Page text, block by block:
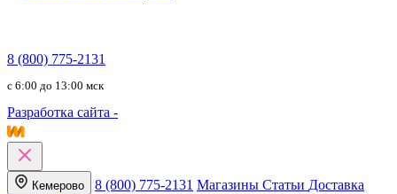
8 (800) 775-2131
c 6:00 до 13:00 мск
Разработка сайта -
Кемерово 8 (800) 775-2131 Магазины Статьи Доставка